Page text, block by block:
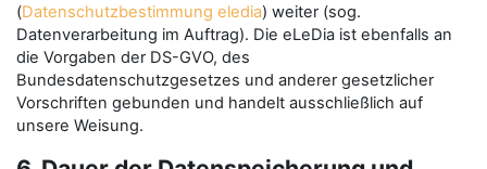
(Datenschutzbestimmung eledia) weiter (sog.
Datenverarbeitung im Auftrag). Die eLeDia ist ebenfalls an
die Vorgaben der DS-GVO, des
Bundesdatenschutzgesetzes und anderer gesetzlicher
Vorschriften gebunden und handelt ausschließlich auf
unsere Weisung.